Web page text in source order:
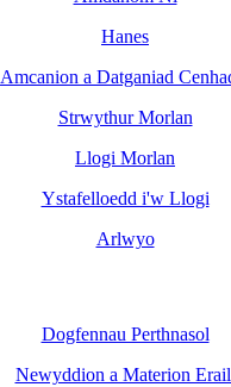
Hanes
Amcanion a Datganiad
Strwythur Morlan
Llogi Morlan
Ystafelloedd i'w Llogi
Arlwyo
Dogfennau Perthnasol
Newyddion a Materion